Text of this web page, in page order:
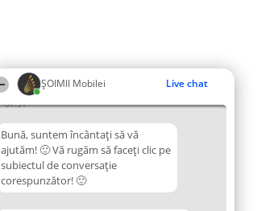
ȘOIMII Mobilei Live chat
07:31
Bună, suntem încântați să vă
ajutăm! 🙂 Vă rugăm să faceți clic pe
subiectul de conversație
corespunzător! 🙂